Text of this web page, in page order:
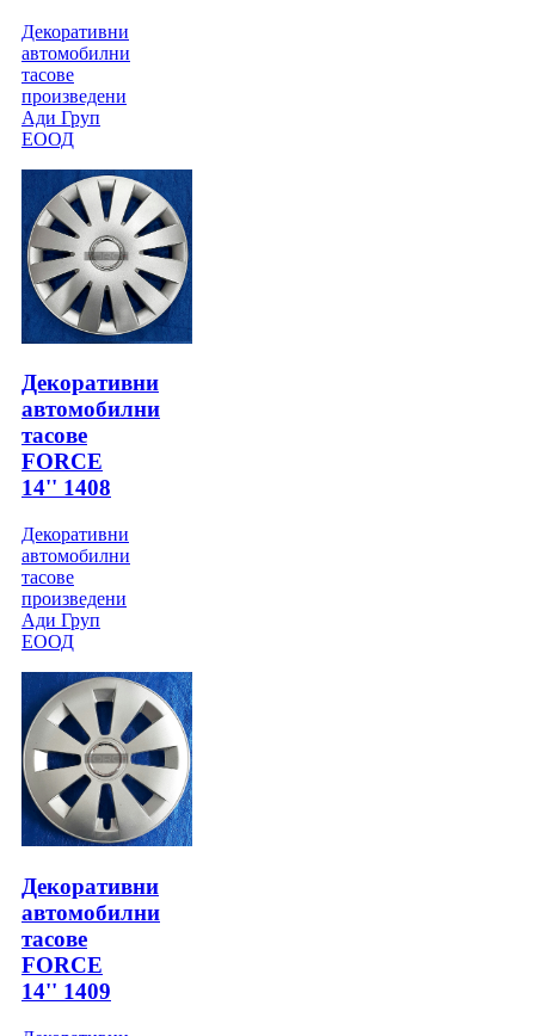
Декоративни
автомобилни
тасове
произведени
Ади Груп
ЕООД
Декоративни
автомобилни
тасове
FORCE
14'' 1408
Декоративни
автомобилни
тасове
произведени
Ади Груп
ЕООД
Декоративни
автомобилни
тасове
FORCE
14'' 1409